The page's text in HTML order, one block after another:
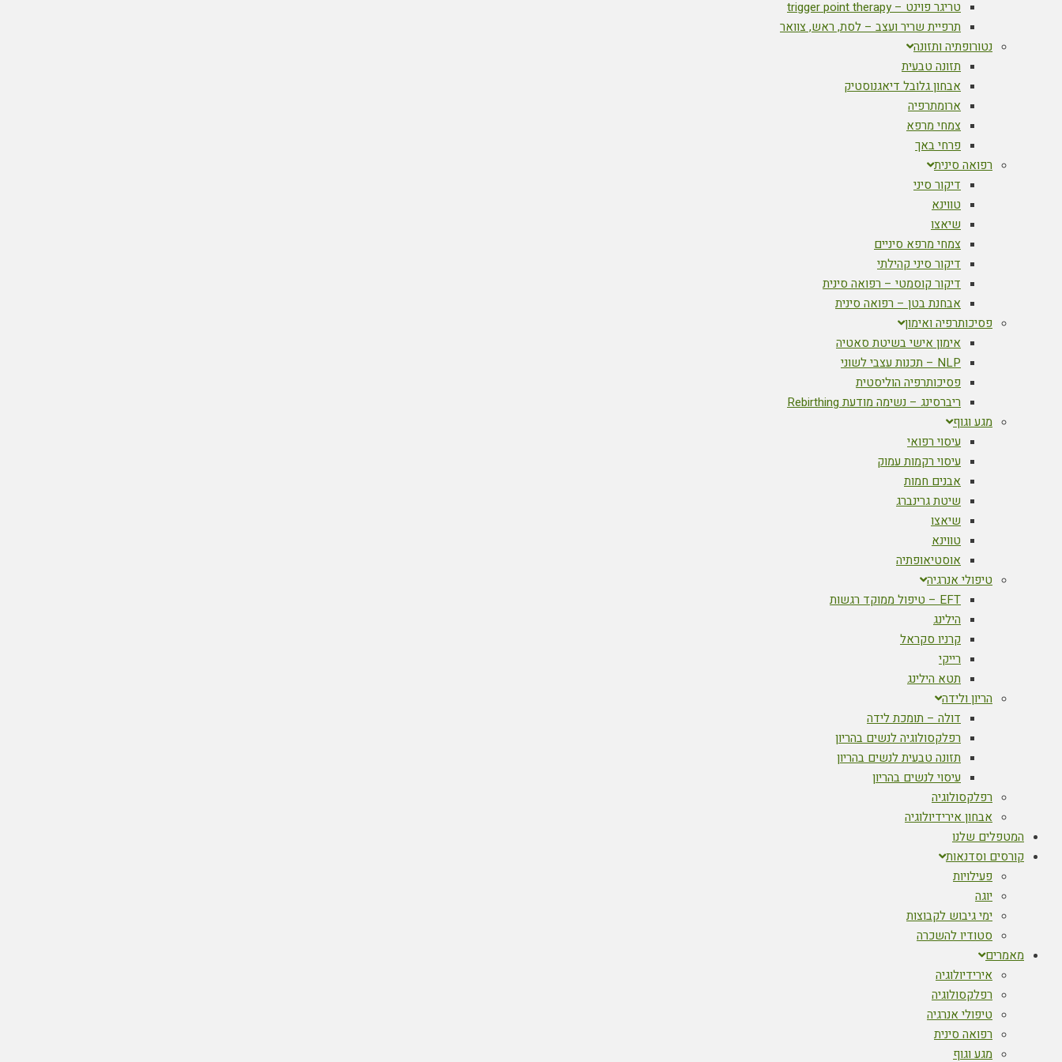
טריגר פוינט – trigger point therapy
תרפיית שריר ועצב – לסת, ראש, צוואר
נטורופתיה ותזונה
תזונה טבעית
אבחון גלובל דיאגנוסטיק
ארומתרפיה
צמחי מרפא
פרחי באך
רפואה סינית
דיקור סיני
טווינא
שיאצו
צמחי מרפא סיניים
דיקור סיני קהילתי
דיקור קוסמטי – רפואה סינית
אבחנת בטן – רפואה סינית
פסיכותרפיה ואימון
אימון אישי בשיטת סאטיה
NLP – תכנות עצבי לשוני
פסיכותרפיה הוליסטית
ריברסינג – נשימה מודעת Rebirthing
מגע וגוף
עיסוי רפואי
עיסוי רקמות עמוק
אבנים חמות
שיטת גרינברג
שיאצו
טווינא
אוסטיאופתיה
טיפולי אנרגיה
EFT – טיפול ממוקד רגשות
הילינג
קרניו סקראל
רייקי
תטא הילינג
הריון ולידה
דולה – תומכת לידה
רפלקסולוגיה לנשים בהריון
תזונה טבעית לנשים בהריון
עיסוי לנשים בהריון
רפלקסולוגיה
אבחון אירידיולוגיה
המטפלים שלנו
קורסים וסדנאות
פעילויות
יוגה
ימי גיבוש לקבוצות
סטודיו להשכרה
מאמרים
אירידיולוגיה
רפלקסולוגיה
טיפולי אנרגיה
רפואה סינית
מגע וגוף